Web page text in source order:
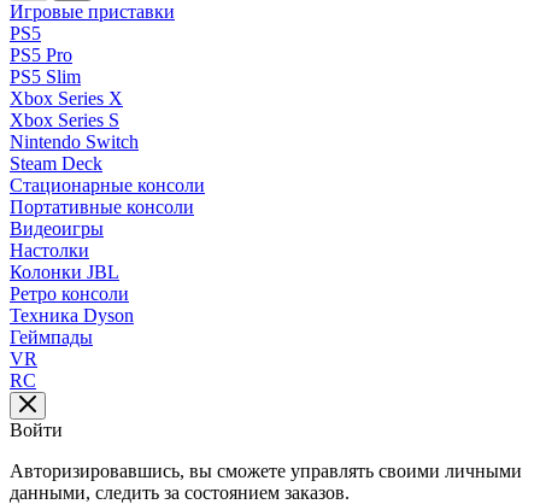
Игровые приставки
PS5
PS5 Pro
PS5 Slim
Xbox Series X
Xbox Series S
Nintendo Switch
Steam Deck
Стационарные консоли
Портативные консоли
Видеоигры
Настолки
Колонки JBL
Ретро консоли
Техника Dyson
Геймпады
VR
RC
Войти
Авторизировавшись, вы сможете управлять своими личными
данными, следить за состоянием заказов.